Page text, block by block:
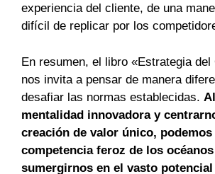
experiencia del cliente, de una
difícil de replicar por los
En resumen, el libro «Estrategia del
nos invita a pensar de manera
desafiar las normas establecidas.
mentalidad innovadora y
creación de valor único, podemos
competencia feroz de los
sumergirnos en el vasto